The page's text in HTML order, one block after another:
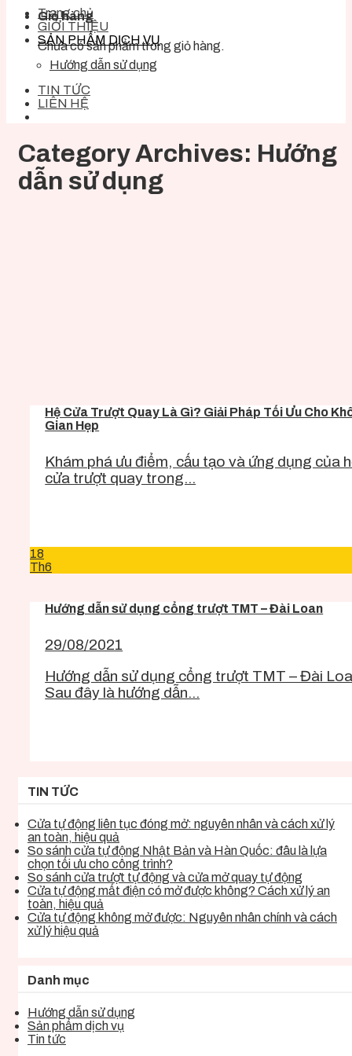
Giỏ hàng
Chưa có sản phẩm trong giỏ hàng.
Trang chủ
GIỚI THIỆU
SẢN PHẨM DỊCH VỤ
Hướng dẫn sử dụng
TIN TỨC
LIÊN HỆ
Category Archives: Hướng
dẫn sử dụng
Hệ Cửa Trượt Quay Là Gì? Giải Pháp Tối Ưu Cho
Gian Hẹp
Khám phá ưu điểm, cấu tạo và ứng dụng của
cửa trượt quay trong...
18
Th6
Hướng dẫn sử dụng cổng trượt TMT – Đài Loan
29/08/2021
Hướng dẫn sử dụng cổng trượt TMT – Đài
Sau đây là hướng dẫn...
TIN TỨC
Cửa tự động liên tục đóng mở: nguyên nhân và cách xử lý
an toàn, hiệu quả
So sánh cửa tự động Nhật Bản và Hàn Quốc: đâu là lựa
chọn tối ưu cho công trình?
So sánh cửa trượt tự động và cửa mở quay tự động
Cửa tự động mất điện có mở được không? Cách xử lý an
toàn, hiệu quả
Cửa tự động không mở được: Nguyên nhân chính và cách
xử lý hiệu quả
Danh mục
Hướng dẫn sử dụng
Sản phẩm dịch vụ
Tin tức